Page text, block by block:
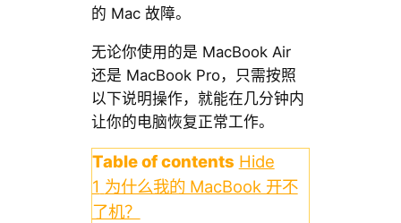
的 Mac 故障。
无论你使用的是 MacBook Air
还是 MacBook Pro，只需按照
以下说明操作，就能在几分钟内
让你的电脑恢复正常工作。
Table of contents Hide
1 为什么我的 MacBook 开不
了机？